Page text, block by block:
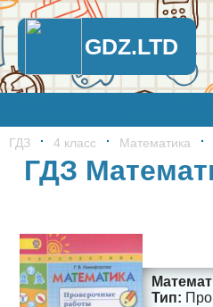
GDZ.LTD
ГДЗ 4 класс Математика
ГДЗ